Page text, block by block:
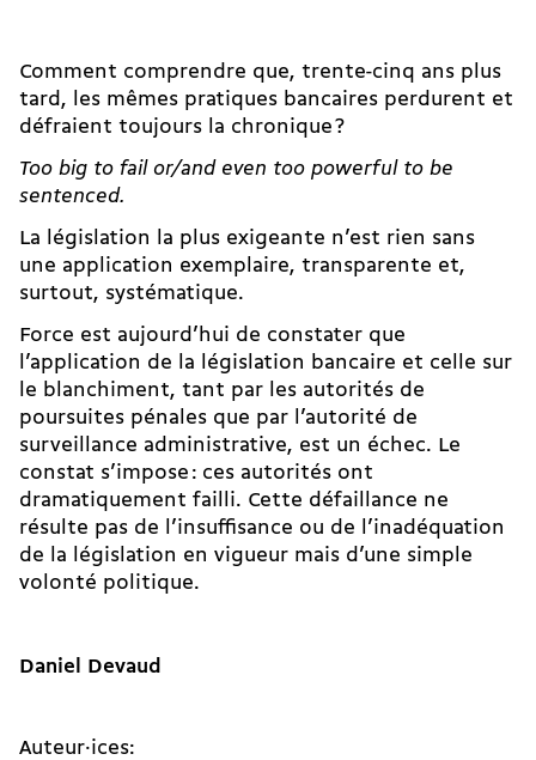
Comment comprendre que, trente-cinq ans plus
tard, les mêmes pratiques bancaires perdurent et
défraient toujours la chronique ?
Too big to fail or/and even too powerful to be
sentenced.
La législation la plus exigeante n’est rien sans
une application exemplaire, transparente et,
surtout, systématique.
Force est aujourd’hui de constater que
l’application de la législation bancaire et celle sur
le blanchiment, tant par les autorités de
poursuites pénales que par l’autorité de
surveillance administrative, est un échec. Le
constat s’impose : ces autorités ont
dramatiquement failli. Cette défaillance ne
résulte pas de l’insuffisance ou de l’inadéquation
de la législation en vigueur mais d’une simple
volonté politique.
Daniel Devaud
Auteur·ices: